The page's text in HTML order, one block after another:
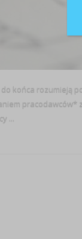
końca rozumieją
pracodawców*
...